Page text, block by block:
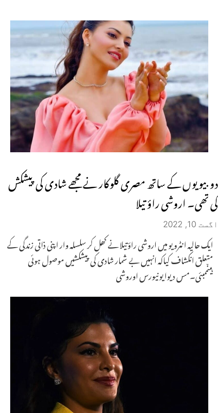
دو بیویوں کے ساتھ مصری گلوکار نے مجھے شادی کی پیشکش
کی تھی۔ اروشی راؤ تیلا
اگست 10, 2022
ایک حالیہ انٹرویو میں اروشی راؤتیلا نے کھل کر سلسلہ وار اپنی ذاتی زندگی کے
متعلق انکشاف کیاکہ انہیں بے شمار شادی کی پیشکشیں موصول ہوئی
ہیںممبئی۔مس دیوا یونیورس اوروشی